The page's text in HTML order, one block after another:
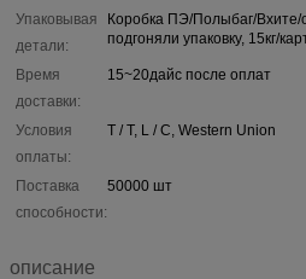
Упаковывая
детали:
Коробка ПЭ/Полыбаг/Вхите/
подгоняли упаковку, 15кг/
Время
доставки:
15~20дайс после оплат
Условия
оплаты:
T / T, L / C, Western Union
Поставка
способности:
50000 шт
описание